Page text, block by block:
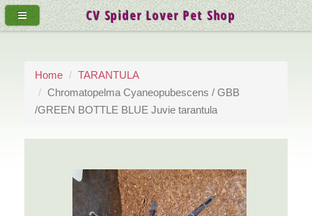
Home
TARANTULA
Chromatopelma Cyaneopubescens / GBB
/GREEN BOTTLE BLUE Juvie tarantula
CV Spider Lover Pet Shop